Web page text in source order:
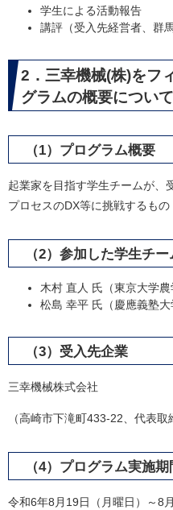
学生による活動報告
講評（受入先経営者、群
2．三幸機械(株)をフ
グラムの概要について
（1）プログラム概要
起業家を目指す学生チームが、
プロセスのDX等に挑戦するもの
（2）参加した学生チー
木村 直人 氏（東京大学農
松島 幸平 氏（慶應義塾大
（3）受入先企業
三幸機械株式会社
（高崎市下滝町433-22、代表
（4）プログラム実施期
令和6年8月19日（月曜日）～8